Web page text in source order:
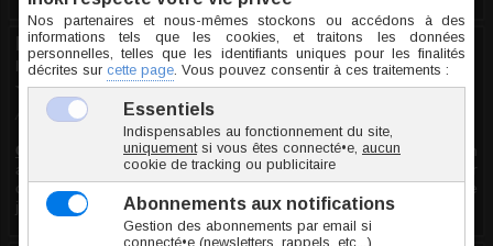
Nei
le 28.05.2021
10/10
Avis recueilli par Inoki ®
Commentaire :J'utilise cet anneau comme poids pour mon PA en
attendant de pouvoir stretcher suffisamment pour le porter
comme bijou ! Il est très beau, la bille qui tourne donne envie de
jouer avec, j'ai hâte !